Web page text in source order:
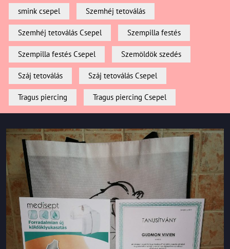
smink csepel Szemhéj tetoválás
Szemhéj tetoválás Csepel Szempilla festés
Szempilla festés Csepel Szemöldök szedés
Száj tetoválás Száj tetoválás Csepel
Tragus piercing Tragus piercing Csepel